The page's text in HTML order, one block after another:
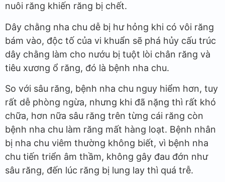
nuôi răng khiến răng bị chết.
Dây chằng nha chu dễ bị hư hỏng khi có vôi răng
bám vào, độc tố của vi khuẩn sẽ phá hủy cấu trúc
dây chằng làm cho nướu bị tuột lòi chân răng và
tiêu xương ổ răng, đó là bệnh nha chu.
So với sâu răng, bệnh nha chu nguy hiểm hơn, tuy
rất dễ phòng ngừa, nhưng khi đã nặng thì rất khó
chữa, hơn nữa sâu răng trên từng cái răng còn
bệnh nha chu làm răng mất hàng loạt. Bệnh nhân
bị nha chu viêm thường không biết, vì bệnh nha
chu tiến triển âm thầm, không gây đau đớn như
sâu răng, đến lúc răng bị lung lay thì quá trễ.